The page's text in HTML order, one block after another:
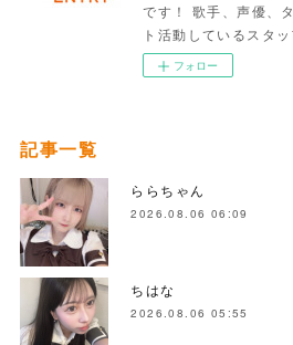
です！ 歌手、声優、
ト活動しているスタ
フォロー
記事一覧
ららちゃん
2026.08.06 06:09
ちはな
2026.08.06 05:55